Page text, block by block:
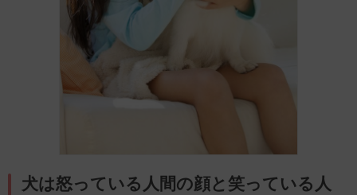
犬は怒っている人間の顔と笑っている人